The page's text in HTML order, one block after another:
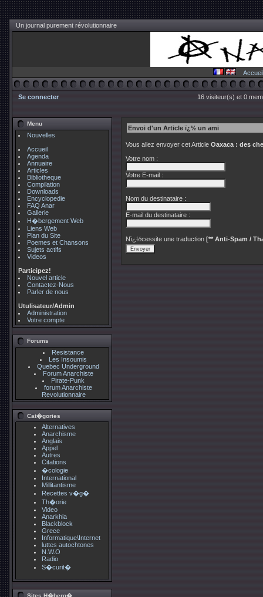
Un journal purement révolutionnaire
Accueil
Se connecter 16 visiteur(s) et 0
Menu
Nouvelles
Accueil
Agenda
Annuaire
Articles
Bibliotheque
Compilation
Downloads
Encyclopedie
FAQ Anar
Gallerie
H�bergement Web
Liens Web
Plan du Site
Poemes et Chansons
Sujets actifs
Videos
Participez!
Nouvel article
Contactez-Nous
Parler de nous
Utulisateur/Admin
Administration
Votre compte
Forums
Resistance
Les Insoumis
Quebec Underground
Forum Anarchiste
Pirate-Punk
forum Anarchiste
Revolutionnaire
Cat�gories
Alternatives
Anarchisme
Anglais
Appel
Autres
Citations
�cologie
International
Millitantisme
Recettes v�g�
Th�orie
Video
Anarkhia
Blackblock
Grece
Informatique\Internet
luttes autochtones
N.W.O
Radio
S�curit�
Sites H�berg�
Envoi d'un Article ï¿½ un ami
Vous allez envoyer cet Article Oaxaca : des
Votre nom :
Votre E-mail :
Nom du destinataire :
E-mail du destinataire :
Nï¿½cessite une traduction [** Anti-Spam /